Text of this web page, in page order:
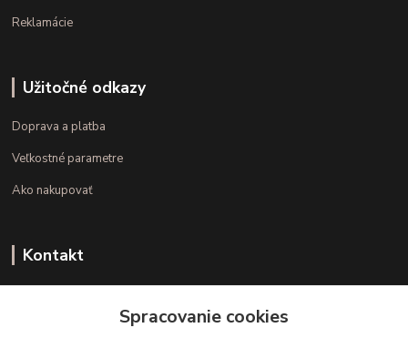
Reklamácie
Užitočné odkazy
Doprava a platba
Veľkostné parametre
Ako nakupovať
Kontakt
(Po.-Pi. 10.00 - 15.00)Spracovanie cookies